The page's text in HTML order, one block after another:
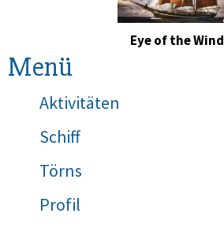
Eye of the Wind
Menü
Aktivitäten
Schiff
Törns
Profil